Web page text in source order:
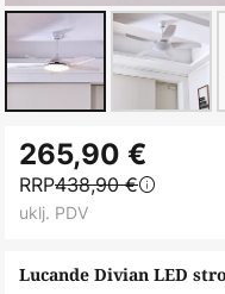
to
the
beginning
the
Lucande Divian LED
265,90 €
RRP438,90 €
uklj. PDV